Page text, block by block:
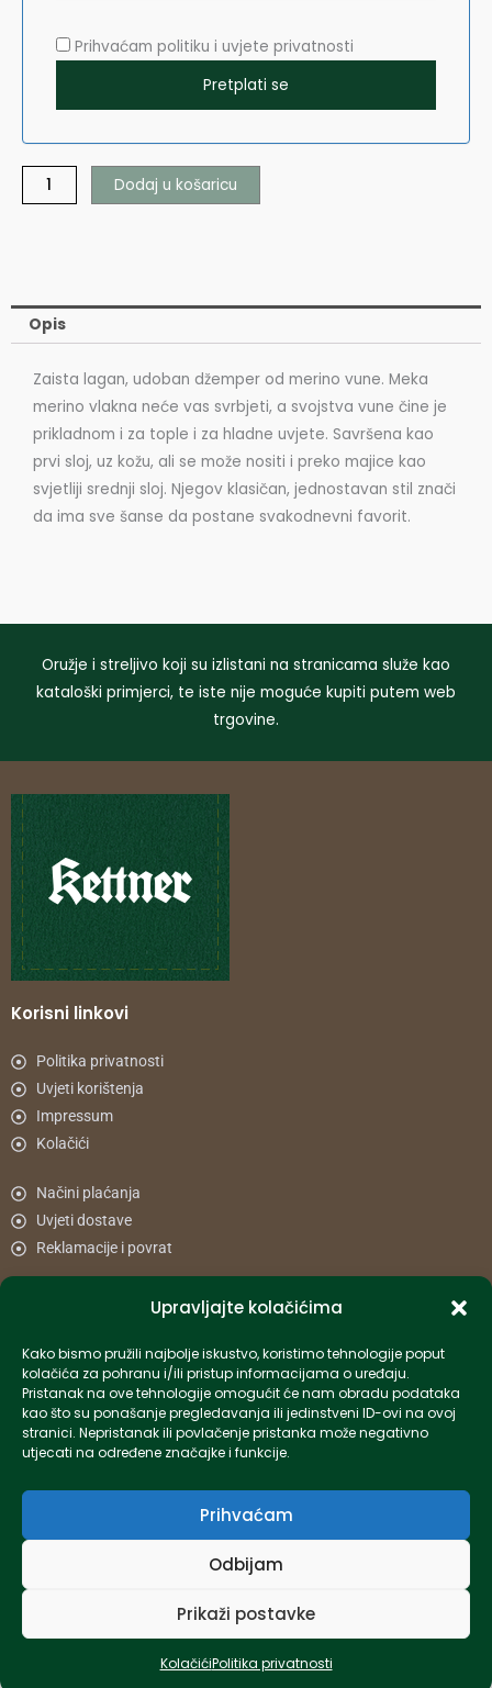
Upravljajte kolačićima
Kako bismo pružili najbolje iskustvo, koristimo tehnologije poput
kolačića za pohranu i/ili pristup informacijama o uređaju.
Pristanak na ove tehnologije omogućit će nam obradu podataka
kao što su ponašanje pregledavanja ili jedinstveni ID-ovi na ovoj
stranici. Nepristanak ili povlačenje pristanka može negativno
utjecati na određene značajke i funkcije.
Prihvaćam
Odbijam
Prikaži postavke
KolačićiPolitika privatnosti
Prihvaćam politiku i uvjete privatnosti
Dodaj u košaricu
Opis
Zaista lagan, udoban džemper od merino vune. Meka
merino vlakna neće vas svrbjeti, a svojstva vune čine je
prikladnom i za tople i za hladne uvjete. Savršena kao
prvi sloj, uz kožu, ali se može nositi i preko majice kao
svjetliji srednji sloj. Njegov klasičan, jednostavan stil znači
da ima sve šanse da postane svakodnevni favorit.
Oružje i streljivo koji su izlistani na stranicama služe kao
kataloški primjerci, te iste nije moguće kupiti putem web
trgovine.
Korisni linkovi
Politika privatnosti
Uvjeti korištenja
Impressum
Kolačići
Načini plaćanja
Uvjeti dostave
Reklamacije i povrat
info-hr@kettner.com
Poslovnica Osijek 031 500 181
Poslovnica Zagreb 01 7798 900